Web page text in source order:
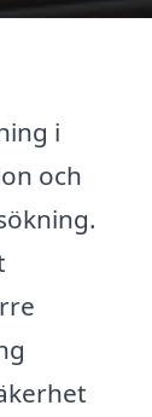
i
och